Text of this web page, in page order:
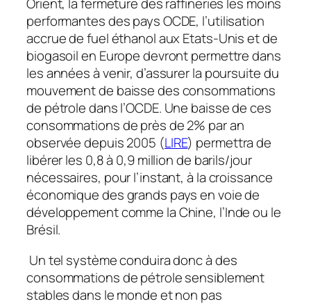
Orient, la fermeture des raffineries les moins
performantes des pays OCDE, l’utilisation
accrue de fuel éthanol aux Etats-Unis et de
biogasoil en Europe devront permettre dans
les années à venir, d’assurer la poursuite du
mouvement de baisse des consommations
de pétrole dans l’OCDE. Une baisse de ces
consommations de près de 2% par an
observée depuis 2005 (LIRE) permettra de
libérer les 0,8 à 0,9 million de barils/jour
nécessaires, pour l’instant, à la croissance
économique des grands pays en voie de
développement comme la Chine, l’Inde ou le
Brésil.
Un tel système conduira donc à des
consommations de pétrole sensiblement
stables dans le monde et non pas